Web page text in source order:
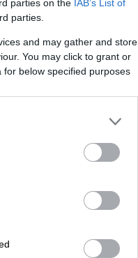
parties on the IAB’s List of
parties.
and may gather and store
You may click to grant or
below specified purposes
από
το
η
…